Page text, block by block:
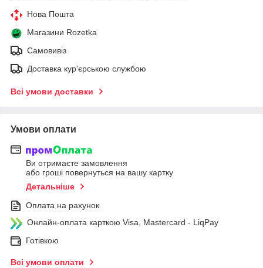
Нова Пошта
Магазини Rozetka
Самовивіз
Доставка кур'єрською службою
Всі умови доставки
Умови оплати
Ви отримаєте замовлення
або гроші повернуться на вашу картку
Детальніше
Оплата на рахунок
Онлайн-оплата карткою Visa, Mastercard - LiqPay
Готівкою
Всі умови оплати